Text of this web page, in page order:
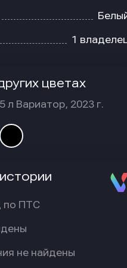
1
цветах
л Вариатор, 2023 г.
по ПТС
не найдены